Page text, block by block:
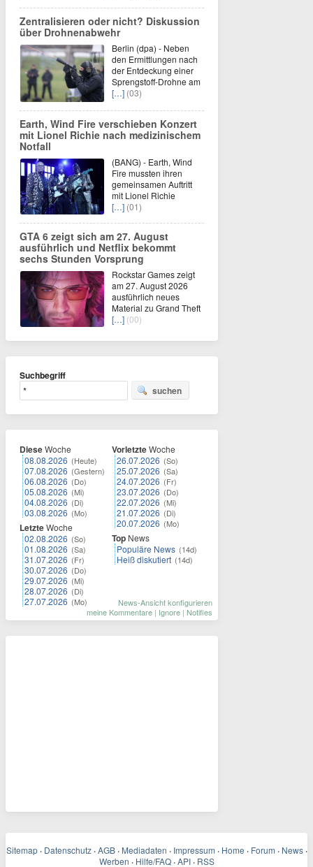
Zentralisieren oder nicht? Diskussion
über Drohnenabwehr
Berlin (dpa) - Neben
den Ermittlungen nach
der Entdeckung einer
Sprengstoff-Drohne am
[…] (03)
Earth, Wind Fire verschieben Konzert
mit Lionel Richie nach medizinischem
Notfall
(BANG) - Earth, Wind
Fire mussten ihren
gemeinsamen Auftritt
mit Lionel Richie
[…] (01)
GTA 6 zeigt sich am 27. August
ausführlich und Netflix bekommt
sechs Stunden Vorsprung
Rockstar Games zeigt
am 27. August 2026
ausführlich neues
Material zu Grand Theft
[…] (00)
Suchbegriff
suchen
DieseWoche
08.08.2026 (Heute)
07.08.2026 (Gestern)
06.08.2026 (Do)
05.08.2026 (Mi)
04.08.2026 (Di)
03.08.2026 (Mo)
LetzteWoche
02.08.2026 (So)
01.08.2026 (Sa)
31.07.2026 (Fr)
30.07.2026 (Do)
29.07.2026 (Mi)
28.07.2026 (Di)
27.07.2026 (Mo)
VorletzteWoche
26.07.2026 (So)
25.07.2026 (Sa)
24.07.2026 (Fr)
23.07.2026 (Do)
22.07.2026 (Mi)
21.07.2026 (Di)
20.07.2026 (Mo)
Top News
Populäre News (14d)
Heiß diskutiert (14d)
News-Ansicht konfigurieren
meine Kommentare | Ignore | Notifies
Sitemap · Datenschutz · AGB · Mediadaten · Impressum · Home · Forum · News ·
Werben · Hilfe/FAQ · API · RSS